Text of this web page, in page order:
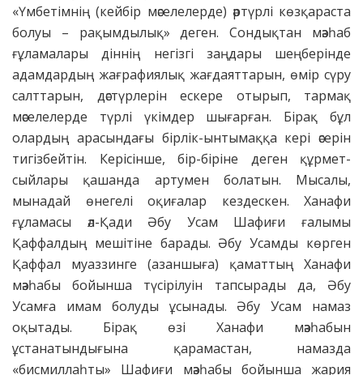
«Үмбетімнің (кейбір мәселелерде) әртүрлі көзқараста
болуы – рақымдылық» деген. Сондықтан мәзһаб
ғұламалары діннің негізгі заңдары шеңберінде
адамдардың жағрафиялық жағдаяттарын, өмір сүру
салттарын, дәстүрлерін ескере отырып, тармақ
мәселелерде түрлі үкімдер шығарған. Бірақ бұл
олардың арасындағы бірлік-ынтымаққа кері әсерін
тигізбейтін. Керісінше, бір-біріне деген құрмет-
сыйлары қашанда артумен болатын. Мысалы,
мынадай өнегелі оқиғалар кездескен. Ханафи
ғұламасы әл-Қади Әбу Усам Шафиғи ғалымы
Қаффалдың мешітіне барады. Әбу Усамды көрген
Қаффал муаззинге (азаншыға) қаматтың Ханафи
мәзһабы бойынша түсірілуін тапсырады да, Әбу
Усамға имам болуды ұсынады. Әбу Усам намаз
оқытады. Бірақ өзі Ханафи мәзһабын
ұстанатындығына қарамастан, намазда
«бисмиллаһты» Шафиғи мәзһабы бойынша жария